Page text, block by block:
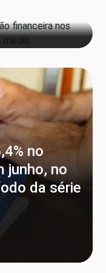
no
junho, no
da série